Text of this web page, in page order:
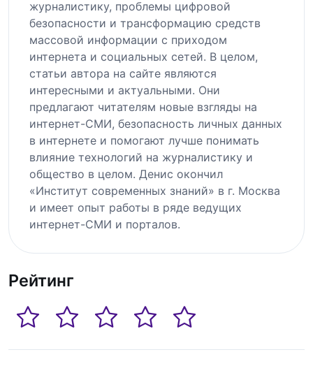
журналистику, проблемы цифровой
безопасности и трансформацию средств
массовой информации с приходом
интернета и социальных сетей. В целом,
статьи автора на сайте являются
интересными и актуальными. Они
предлагают читателям новые взгляды на
интернет-СМИ, безопасность личных данных
в интернете и помогают лучше понимать
влияние технологий на журналистику и
общество в целом. Денис окончил
«Институт современных знаний» в г. Москва
и имеет опыт работы в ряде ведущих
интернет-СМИ и порталов.
Рейтинг